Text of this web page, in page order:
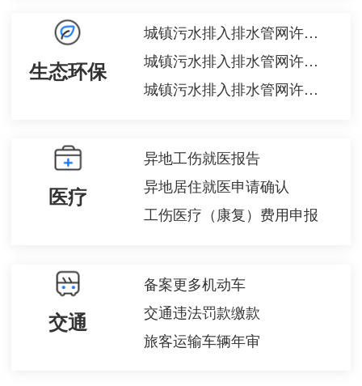
生态环保
城镇污水排入排水管网许可变更
城镇污水排入排水管网许可注销
城镇污水排入排水管网许可核发
医疗
异地工伤就医报告
异地居住就医申请确认
工伤医疗（康复）费用申报
交通
备案更多机动车
交通违法罚款缴款
旅客运输车辆年审